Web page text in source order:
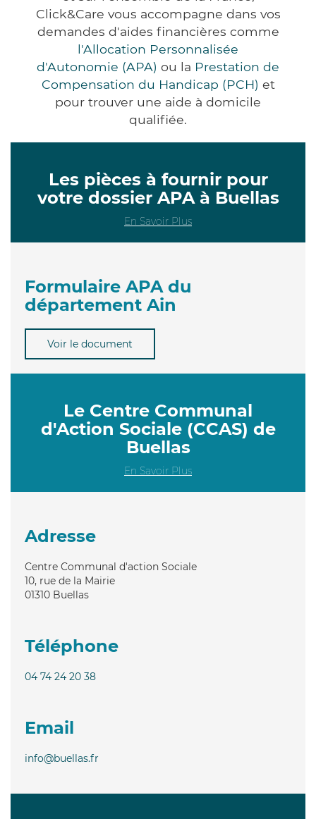
Click&Care vous accompagne dans vos
demandes d'aides financières comme
l'Allocation Personnalisée
d'Autonomie (APA) ou la Prestation de
Compensation du Handicap (PCH) et
pour trouver une aide à domicile
qualifiée.
Les pièces à fournir pour
votre dossier APA à Buellas
En Savoir Plus
Formulaire APA du
département Ain
Voir le document
Le Centre Communal
d'Action Sociale (CCAS) de
Buellas
En Savoir Plus
Adresse
Centre Communal d'action Sociale
10, rue de la Mairie
01310 Buellas
Téléphone
04 74 24 20 38
Email
info@buellas.fr